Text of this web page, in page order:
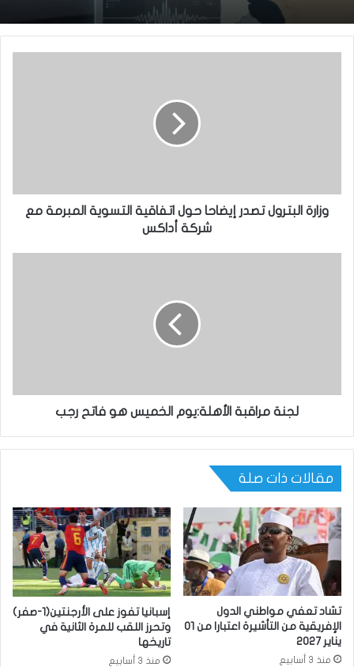
وزارة البترول تصدر إيضاحا حول اتفاقية التسوية المبرمة مع
شركة أداكس
لجنة مراقبة الأهلة:يوم الخميس هو فاتح رجب
مقالات ذات صلة
تشاد تعفي مواطني الدول
الإفريقية من التأشيرة اعتبارا من 01
يناير 2027
منذ 3 أسابيع
إسبانيا تفوز على الأرجنتين(1-صفر)
وتحرز اللقب للمرة الثانية في
تاريخها
منذ 3 أسابيع